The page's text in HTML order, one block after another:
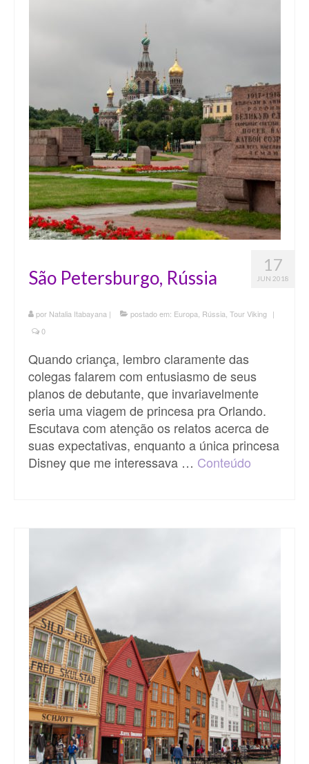
17
JUN 2018
São Petersburgo, Rússia
por Natalia Itabayana | postado em: Europa Rússia Tour Viking |
0
Quando criança, lembro claramente das
colegas falarem com entusiasmo de seus
planos de debutante, que invariavelmente
seria uma viagem de princesa pra Orlando.
Escutava com atenção os relatos acerca de
suas expectativas, enquanto a única princesa
Disney que me interessava … Conteúdo